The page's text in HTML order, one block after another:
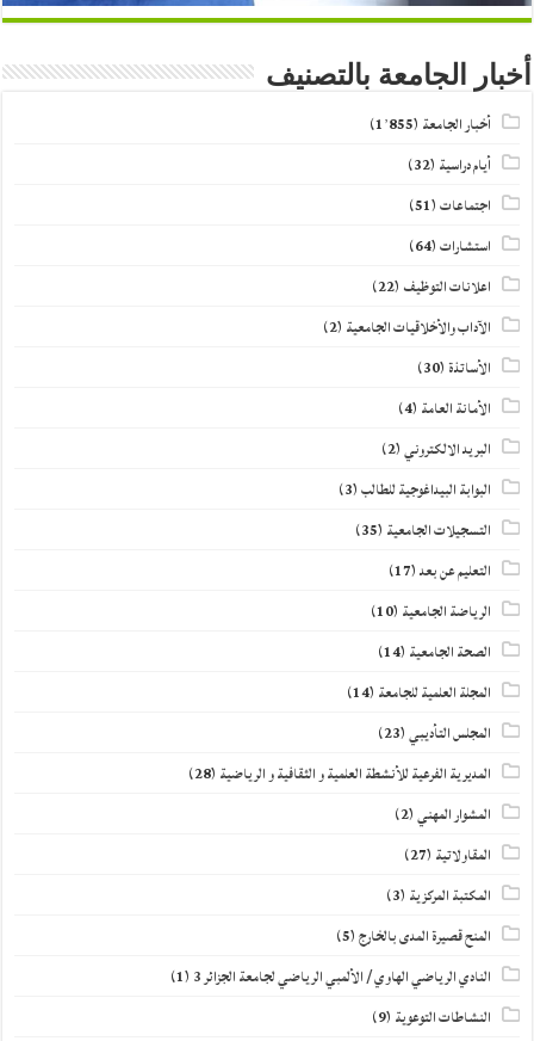
أخبار الجامعة بالتصنيف
أخبار الجامعة (1٬855)
أيام دراسية (32)
اجتماعات(51)
استشارات(64)
اعلانات التوظيف (22)
الآداب والأخلاقيات الجامعية (2)
الأساتذة(30)
الأمانة العامة (4)
البريد الالكتروني(2)
البوابة البيداغوجية للطالب(3)
التسجيلات الجامعية (35)
التعليم عن بعد(17)
الرياضة الجامعية (10)
الصحة الجامعية (14)
المجلة العلمية للجامعة (14)
المجلس التأديبي(23)
المديرية الفرعية للأنشطة العلمية و الثقافية و الرياضية (28)
المشوار المهني(2)
المقاولاتية (27)
المكتبة المركزية (3)
المنح قصيرة المدى بالخارج(5)
النادي الرياضي الهاوي / الألمبي الرياضي لجامعة الجزائر 3 (1)
النشاطات التوعوية (9)